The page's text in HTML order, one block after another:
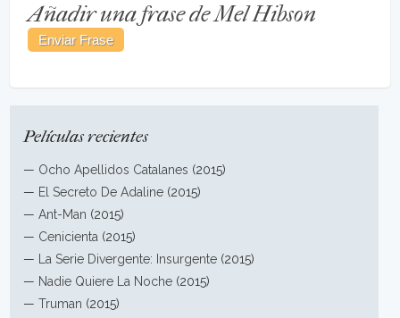
Añadir una frase de Mel Hibson
Películas recientes
— Ocho Apellidos Catalanes (2015)
— El Secreto De Adaline (2015)
—Ant-Man (2015)
— Cenicienta (2015)
—
La Serie Divergente: Insurgente (2015)
— Nadie Quiere La Noche (2015)
—Truman (2015)